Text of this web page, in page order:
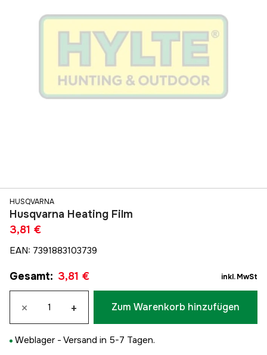
HUSQVARNA
Husqvarna Heating Film
3,81 €
EAN: 7391883103739
Gesamt: 3,81 € inkl. MwSt
× + Zum Warenkorb hinzufügen
Weblager - Versand in 5-7 Tagen.